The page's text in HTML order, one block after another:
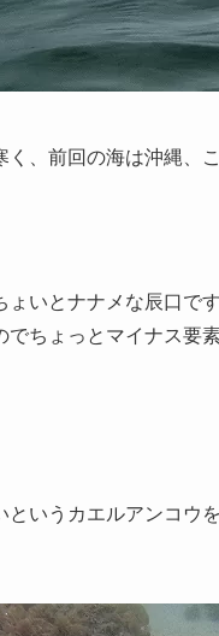
く、前回の海は沖縄、
ょいとナナメな辰口で
でちょっとマイナス要
というカエルアンコウ